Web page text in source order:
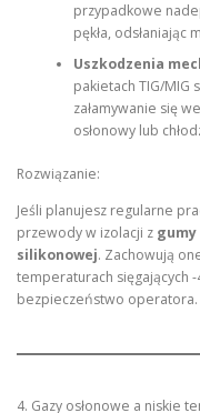
przypadkowe
pękła,
Uszkodzenia
pakietach TIG/MIG
załamywanie się
osłonowy lub
Rozwiązanie:
Jeśli planujesz regularne
przewody w izolacji z
silikonowej. Zachowują
temperaturach sięgających
bezpieczeństwo operatora.
4. Gazy osłonowe a niskie